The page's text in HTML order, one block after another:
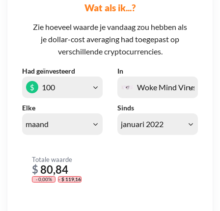
Wat als ik...?
Zie hoeveel waarde je vandaag zou hebben als
je dollar-cost averaging had toegepast op
verschillende cryptocurrencies.
Had geïnvesteerd In
Elke Sinds
$
Totale waarde
$ 80,84
- 0,00% - $ 119,16